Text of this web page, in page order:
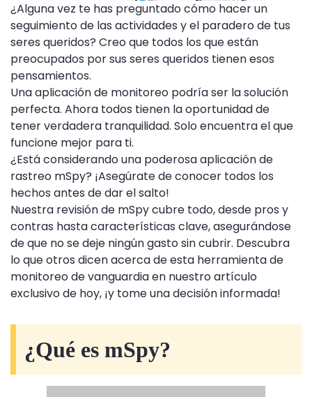
¿Alguna vez te has preguntado cómo hacer un
seguimiento de las actividades y el paradero de tus
seres queridos? Creo que todos los que están
preocupados por sus seres queridos tienen esos
pensamientos.
Una aplicación de monitoreo podría ser la solución
perfecta. Ahora todos tienen la oportunidad de
tener verdadera tranquilidad. Solo encuentra el que
funcione mejor para ti.
¿Está considerando una poderosa aplicación de
rastreo mSpy? ¡Asegúrate de conocer todos los
hechos antes de dar el salto!
Nuestra revisión de mSpy cubre todo, desde pros y
contras hasta características clave, asegurándose
de que no se deje ningún gasto sin cubrir. Descubra
lo que otros dicen acerca de esta herramienta de
monitoreo de vanguardia en nuestro artículo
exclusivo de hoy, ¡y tome una decisión informada!
¿Qué es mSpy?